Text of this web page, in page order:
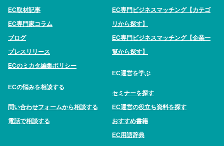
EC取材記事
EC専門家コラム
ブログ
プレスリリース
ECのミカタ編集ポリシー
ECの悩みを相談する
問い合わせフォームから相談する
電話で相談する
EC専門ビジネスマッチング【カテゴ
リから探す】
EC専門ビジネスマッチング【企業一
覧から探す】
EC運営を学ぶ
セミナーを探す
EC運営の役立ち資料を探す
おすすめ書籍
EC用語辞典